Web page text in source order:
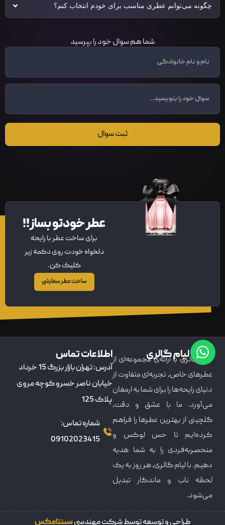
چگونه می‌توانم عطری مناسب برای خودم انتخاب کنم؟
شما هم سوال خود را بپرسید
ثبت سوال
عطر خودتو بساز!!
برای ساخت عطر با رایحه
دلخواه خودت روی دکمه زیر
کلیک کن.
ساخت عطر سفارشی
درباره لیام گالری
لیام گالری با ارائه‌ی مجموعه‌ای از
عطرهای خاص، تجربه‌ای متفاوت از
دنیای رایحه‌ها را برای شما به ارمغان
می‌آورد. ما با عشق و دقت،
گلچینی از بهترین عطرها را فراهم
کرده‌ایم تا حس لوکس و
منحصربه‌فردی را به شما هدیه
دهیم. با لیام گالری، هر روز به یک
لحظه ناب و ماندگار تبدیل
می‌شود.
اطلاعات تماس
آدرس: تهران بازار بزرگ 15 خرداد
خیابان ناصر خسرو کوچه مروی
پلاک 125
شماره تماس:
09102023415
طراحی و توسعه توسط شرکت مهندسیسپنتامکس